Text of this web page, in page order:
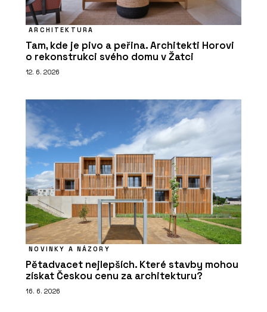
ARCHITEKTURA
Tam, kde je pivo a peřina. Architekti Horovi
o rekonstrukci svého domu v Žatci
12. 6. 2026
NOVINKY A NÁZORY
Pětadvacet nejlepších. Které stavby mohou
získat Českou cenu za architekturu?
16. 6. 2026